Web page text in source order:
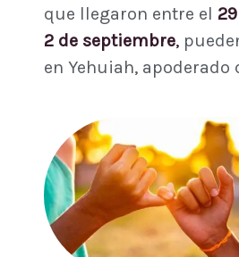
que llegaron entre el
2 de septiembre,
en Yehuiah, apoderado